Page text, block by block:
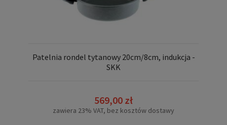
Patelnia rondel tytanowy 20cm/8cm, indukcja -
SKK
569,00 zł
zawiera 23% VAT, bez kosztów dostawy